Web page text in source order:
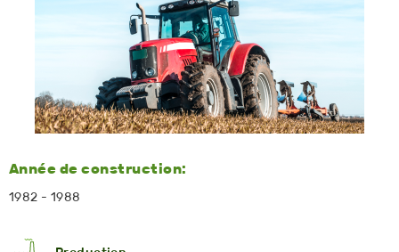
Année de construction:
1982 - 1988